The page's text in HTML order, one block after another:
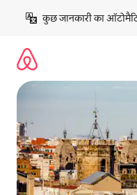
छोड़कर
कॉन्टेंट
कुछ जानकारी का